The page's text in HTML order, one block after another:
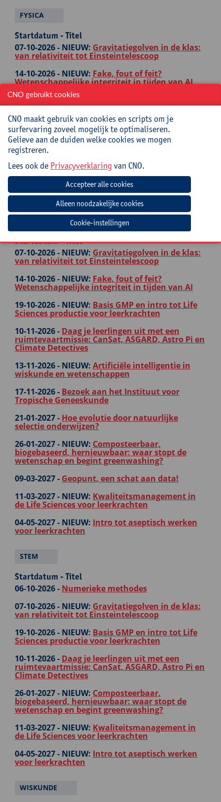
FYSICA
Startdatum - Titel
07-10-2026 - NIEUW: Gravitatiegolven in de klas:
van relativiteit tot Einsteintelescoop
14-10-2026 - NIEUW: Fake, fout of feit?
Wetenschappelijke integriteit in tijden van AI
10-11-2026 -Daag je leerlingen uit met een
ruimtevaartmissie: CanSat, ASGARD, Astro Pi en
Climate Detectives
13-11-2026 -NIEUW:Artificiële intelligentie in
wiskunde en wetenschappen
24-02-2027 -
Moderne fysica: de kernconcepten
van relativiteitstheorie
Moderne fysica: kernconcepten van
kwantummechanica
NATUURWETENSCHAPPEN
Startdatum - Titel
07-10-2026 - NIEUW: Gravitatiegolven in de klas:
van relativiteit tot Einsteintelescoop
14-10-2026 - NIEUW: Fake, fout of feit?
Wetenschappelijke integriteit in tijden van AI
19-10-2026 - NIEUW: Basis GMP en intro tot Life
Sciences productie voor leerkrachten
10-11-2026 - Daag je leerlingen uit met een
ruimtevaartmissie: CanSat, ASGARD, Astro Pi en
Climate Detectives
13-11-2026 - NIEUW: Artificiële intelligentie in
wiskunde en wetenschappen
17-11-2026 - Bezoek aan het Instituut voor
Tropische Geneeskunde
21-01-2027 - Hoe evolutie door natuurlijke
selectie onderwijzen?
26-01-2027 - NIEUW: Composteerbaar,
biogebaseerd, hernieuwbaar: waar stopt de
wetenschap en begint greenwashing?
09-03-2027 - Geopunt, een schat aan data!
11-03-2027 - NIEUW: Kwaliteitsmanagement in
de Life Sciences voor leerkrachten
04-05-2027 - NIEUW: Intro tot aseptisch werken
voor leerkrachten
STEM
Startdatum - Titel
06-10-2026 - Numerieke methodes
07-10-2026 - NIEUW: Gravitatiegolven in de klas:
van relativiteit tot Einsteintelescoop
19-10-2026 - NIEUW: Basis GMP en intro tot Life
Sciences productie voor leerkrachten
10-11-2026 - Daag je leerlingen uit met een
ruimtevaartmissie: CanSat, ASGARD, Astro Pi en
Climate Detectives
26-01-2027 - NIEUW: Composteerbaar,
biogebaseerd, hernieuwbaar: waar stopt de
wetenschap en begint greenwashing?
11-03-2027 - NIEUW: Kwaliteitsmanagement in
de Life Sciences voor leerkrachten
04-05-2027 - NIEUW: Intro tot aseptisch werken
voor leerkrachten
WISKUNDE
CNO gebruikt cookies
CNO maakt gebruik van cookies en scripts om je
surfervaring zoveel mogelijk te optimaliseren.
Gelieve aan de duiden welke cookies we mogen
registreren.
Lees ook de Privacyverklaring van CNO.
Cookie-instellingen